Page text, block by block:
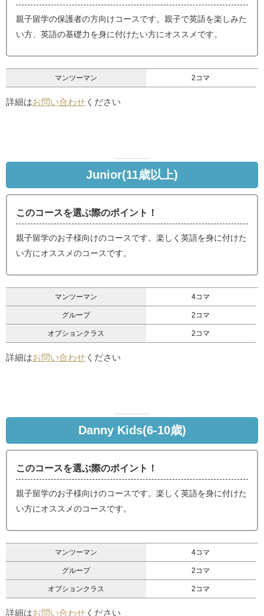
親子留学の保護者の方向けコースです。親子で英語を楽しみた
い方、英語の基礎力を身に付けたい方にオススメです。
マンツーマン 2コマ
詳細はお問い合わせ ください
Junior(11歳以上)
このコースを選ぶ際のポイント！
親子留学のお子様向けのコースです。楽しく英語を身に付けた
い方にオススメのコースです。
マンツーマン 4コマ
グループ 2コマ
オプションクラス 2コマ
詳細はお問い合わせ ください
Danny Kids(6-10歳)
このコースを選ぶ際のポイント！
親子留学のお子様向けのコースです。楽しく英語を身に付けた
い方にオススメのコースです。
マンツーマン 4コマ
グループ 2コマ
オプションクラス 2コマ
詳細はお問い合わせ ください